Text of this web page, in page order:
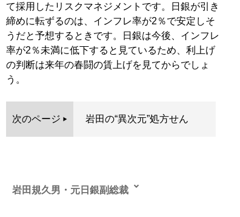
て採用したリスクマネジメントです。日銀が引き
締めに転ずるのは、インフレ率が2％で安定しそ
うだと予想するときです。日銀は今後、インフレ
率が2％未満に低下すると見ているため、利上げ
の判断は来年の春闘の賃上げを見てからでしょ
う。
次のページ 岩田の“異次元”処方せん
岩田規久男・元日銀副総裁